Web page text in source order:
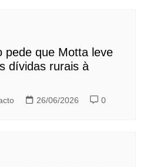
pede que Motta leve
dívidas rurais à
26/06/2026 0